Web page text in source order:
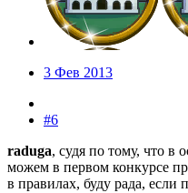
3 Фев 2013
#6
raduga, судя по тому, что в
можем в первом конкурсе
в правилах, буду рада, если